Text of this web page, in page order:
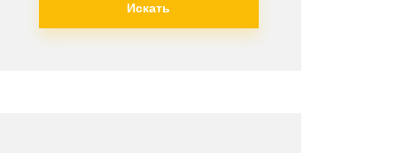
Искать